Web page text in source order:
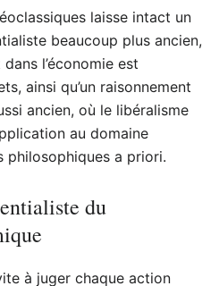
laisse intact un
beaucoup plus ancien,
l’économie est
ainsi qu’un raisonnement
ancien, où le libéralisme
au domaine
philosophiques a priori.
du
à juger chaque action